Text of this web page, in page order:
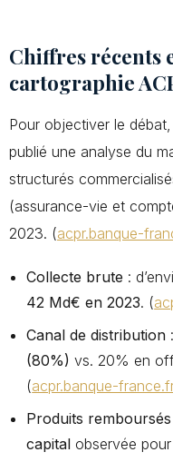
Chiffres récents
cartographie
Pour objectiver le
publié une analyse du
structurés
(assurance-vie et
2023. (acpr.banque-
Collecte brute :
42 Md€ en 2023. (
Canal de distribution
(80%) vs. 20% en
(acpr.banque-
Produits remboursés
capital observée pour